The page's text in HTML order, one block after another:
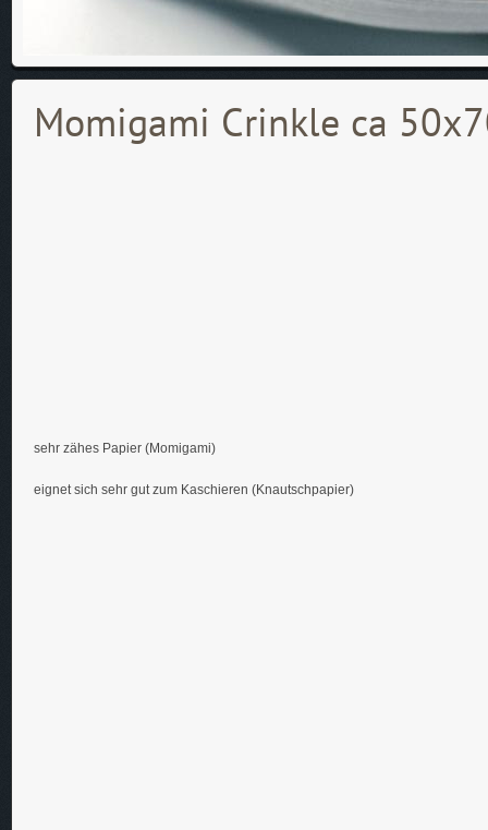
Momigami Crinkle ca
sehr zähes Papier (Momigami)
eignet sich sehr gut zum Kaschieren (Knautschpapier)